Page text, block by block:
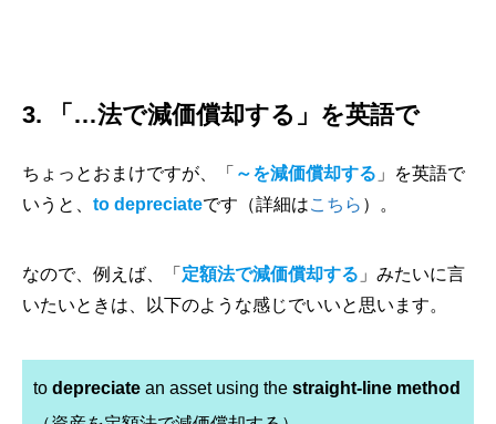
3. 「…法で減価償却する」を英語で
ちょっとおまけですが、「 ～を減価償却する 」を英語で
いうと、 to depreciateです（詳細はこちら ）。
なので、例えば、「 定額法で減価償却する 」みたいに言
いたいときは、以下のような感じでいいと思います。
to depreciate an asset using the straight-line method